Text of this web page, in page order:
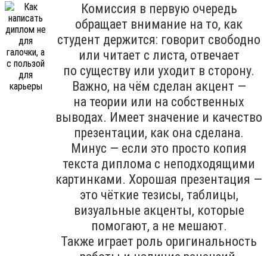
Комиссия в первую очередь
обращает внимание на то, как
студент держится: говорит свободно
или читает с листа, отвечает
по существу или уходит в сторону.
Важно, на чём сделан акцент —
на теории или на собственных
выводах. Имеет значение и качество
презентации, как она сделана.
Минус — если это просто копия
текста диплома с неподходящими
картинками. Хорошая презентация —
это чёткие тезисы, таблицы,
визуальные акценты, которые
помогают, а не мешают.
Также играет роль оригинальность